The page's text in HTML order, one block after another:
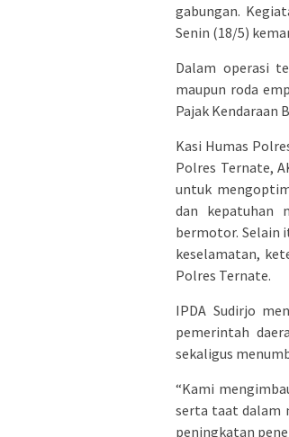
gabungan.
Senin (18/5)
Dalam operasi
maupun roda
Pajak Kendaraan
Kasi Humas
Polres Ternate,
untuk
dan kepatuhan
bermotor. Selain
keselamatan,
Polres Ternate.
IPDA Sudirjo
pemerintah
sekaligus
“Kami
serta taat dalam
peningkatan